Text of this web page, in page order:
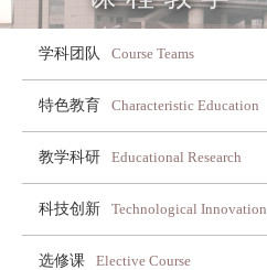
学科团队 Course Teams
特色教育 Characteristic Education
教学科研 Educational Research
科技创新 Technological Innovation
选修课 Elective Course